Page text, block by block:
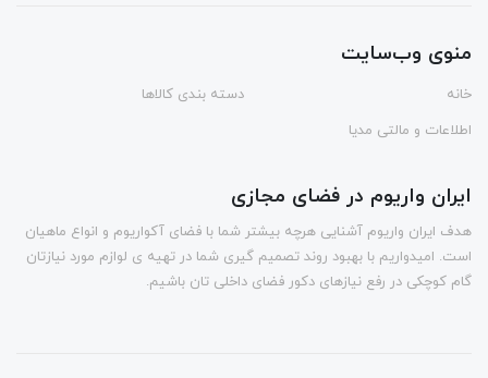
منوی وب‌سایت
خانه
دسته بندی کالاها
اطلاعات و مالتی مدیا
ایران واریوم در فضای مجازی
هدف ایران واریوم آشنایی هرچه بیشتر شما با فضای آکواریوم و انواع ماهیان
است. امیدواریم با بهبود روند تصمیم گیری شما در تهیه ی لوازم مورد نیازتان
گام کوچکی در رفع نیازهای دکور فضای داخلی تان باشیم.